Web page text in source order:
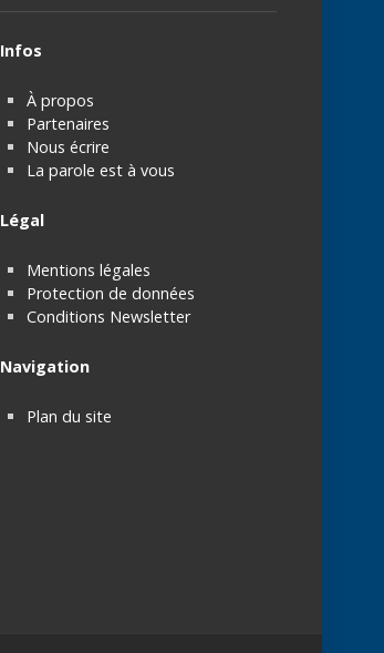
Infos
À propos
Partenaires
Nous écrire
La parole est à vous
Légal
Mentions légales
Protection de données
Conditions Newsletter
Navigation
Plan du site